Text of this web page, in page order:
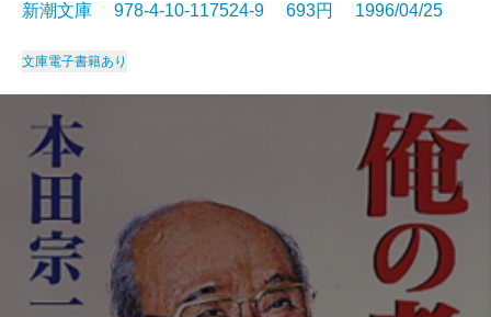
新潮文庫 978-4-10-117524-9 693円 1996/04/25
文庫電子書籍あり